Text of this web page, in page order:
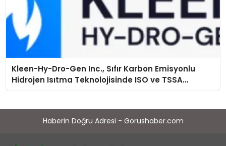
Kleen-Hy-Dro-Gen Inc., Sıfır Karbon Emisyonlu
Hidrojen Isıtma Teknolojisinde ISO ve TSSA
Düzenleyici Onaylarını Aldı
Haberin Doğru Adresi - Gorushaber.com